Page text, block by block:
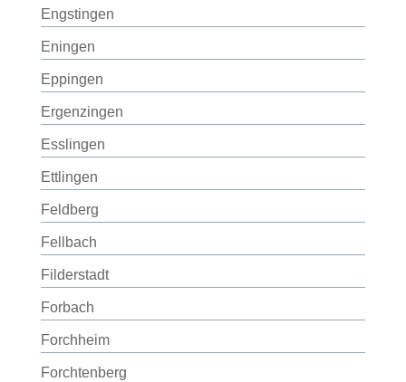
Engstingen
Eningen
Eppingen
Ergenzingen
Esslingen
Ettlingen
Feldberg
Fellbach
Filderstadt
Forbach
Forchheim
Forchtenberg